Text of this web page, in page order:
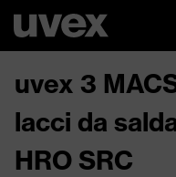
uvex 3
lacci da
HRO SRC